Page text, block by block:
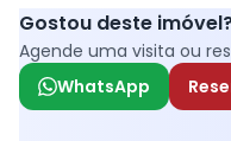
Gostou deste
Agende uma visita ou
WhatsApp